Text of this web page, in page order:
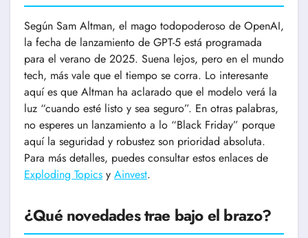
Según Sam Altman, el mago todopoderoso de OpenAI,
la fecha de lanzamiento de GPT-5 está programada
para el verano de 2025. Suena lejos, pero en el mundo
tech, más vale que el tiempo se corra. Lo interesante
aquí es que Altman ha aclarado que el modelo verá la
luz “cuando esté listo y sea seguro”. En otras palabras,
no esperes un lanzamiento a lo “Black Friday” porque
aquí la seguridad y robustez son prioridad absoluta.
Para más detalles, puedes consultar estos enlaces de
Exploding Topics y Ainvest.
¿Qué novedades trae bajo el brazo?